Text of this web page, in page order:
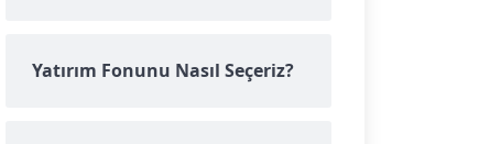
Yatırım Fonunu Nasıl Seçeriz?